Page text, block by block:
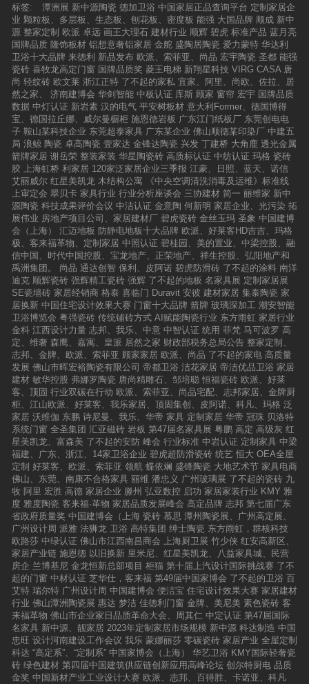
标签:
潭洲展 新中源陶瓷 德加卫浴 中国家居正品查询平台 定制家居企
业 颗粒板、多层板、生态板、刨花板、密度板 能强 大国品牌 顺成 新中
源 整家定制 欧派 卓远 画王大理石 建材行业 顺辉 碧虎 标准产品 蓝月亮
国牌品质 隆饰板材 铝想意奢铝家居 金舵 盛陶居陶瓷 爱力蒙特 华达利
卫浴十大品牌 来德利 新品发布 欧派、索菲亚、尚品 宏宇陶瓷 圣都 能强
瓷砖 喜牧龙高定门窗 国牌品质奖 菱王电梯 新翔星科技 VIRG CASA 唐
尚 轻纹砖 欧文莱 浙江正特 了不起的家私 宜家、阿里、尚欧、佐拉、居
然之家、
济南建博会 华剑智能 中板认证 库斯 顾家 窗帘 宏宇 国牌品质
数据 中灯认证 新岩素 汉的电气 平安树板材 意大利Former、德国博得
宝、德国拉丘娜、威尔曼橱柜 施恩德岩板 广东江门纸板厂 东莞创电电
子 鞍山某科技企业 东莞超泰家具 广东某企业 佛山顺德某印染厂 中建五
局 浪鲸 陶瓷 卓高陶瓷 壹家达 金锋达陶瓷 兴发 丁建桥 大角鹿 透光金属
箭牌家居 谢岳荣 整装家装 华星陶瓷砖 高质标认证 中纺认证 玛格 瓷砖
胶 上海虹桥 利家居 120家泛家居企业三季报 江豪、日照、蓝天、诺信
艾丽威尔 红星美凯龙 木结构公寓
《中央空调清洗消毒及运维》标准线
上审定会 翠贝卡 家具行业 行业分析座谈会 三协建材 简一 丽维家 新中
源陶瓷 科技成果评价会议 中洁认证 金意陶 何新明 家居企业、光污染 拓
展伟业 房地产项目公司、家居建材厂 碧虎瓷砖 金丝玉玛 圣象 中国建博
会（上海）
汇迈地板 防静电地板十大品牌 欧派、好莱客HD吉吉、玛格
极、客来福革物、定制家居 中照认证 碧桂园、美的置业、中梁控股、融
信中国、时代中国控股、宝龙地产、正荣地产、祥生控股、弘阳地产和
禹洲集团。
尚品 通达创智 保利、皮阿诺 碧虎防滑砖 了不起的涂料 南洋
迪克 顺辉瓷砖 强辉精工瓷砖 强辉 了不起的地板 名家具展 定制家居展
SE瓷墙砖 家居经销商 格泰 喜临门 Duravit 安彼 建材家居 集泰陶瓷 家
居换新 中国住宅设计效果大赛 门窗十大品牌 箭牌 玻璃深加工 潮安智能
卫浴博览会 粤强瓷砖 传统铺砖方式 AI赋能陶瓷行业 东方雨虹 家居行业
金科 江西设计力量 志邦、我乐、中意 中智认证 统用 菲梵 马可波罗 高
定、维奢 森鹰、嘉寓、皇派 居然之家 财政部税务总局公告 整家定制、
志邦、金牌、欧派、索菲亚 顾家家居 欧派、尚品 了不起的家电 高质量
发展 佛山市晖宏裕陶瓷有限公司 帝都卫浴 洁花家居 帝洁优品卫浴 家居
建材 敏华控股 弗娜罗陶瓷 唐尚精雕石、邹培聪 恒福瓷砖 欧派、好莱
客、顶固 行业双碳在行动 欧派、索菲亚、尚品宅配、志邦家居、金牌厨
柜、江山欧派、好莱客、我乐家居、顶固集创、皮阿诺、科凡、玛格 泛
家居 沃维伽 东鹏 诗尼曼、我乐、华帝 家具 定制家居 华帝 冠珠 贝洛特
系统门窗 全圣集团 汇亚磁砖 岩板 第47届名家具展 粤鹏 高定 高级灰 红
星美凯龙、富森美 了不起的安防 峰会 行业标准 中岩认证 定制家具 中梁
福建、广东、浙江、14家卫浴企业 碧虎超防滑瓷砖 统艺 恒大 OEA全屋
定制 好莱客、欧派、索菲亚 领航 蝶依斓 盛锋陶瓷 大地艺术节 家具电商
佛山、东莞、南康不合格家具 丽维 潘忠义 广州玻璃展 了不起的瓷砖 九
牧 阿里 宏胜 高德 家居企业 滕州 弘亚数控 启功 家居家装行业 KMY 雅
度 雅度陶瓷 客来福·革物 家居品质发展峰会 高定品牌 志邦 第七届广东
省政府质量奖 中国建博会（上海 瓷砖 慕思 潭州陶瓷展、广州高定展、
广州设计周 派雅 法狮龙 卫浴 高特集团 绅士陶瓷 东方雨虹，群核科技
欧路莎 中绿认证 佛山市江西南昌商会 上海厨卫展 竹少侠 红安高新区、
家居产业链 施恩德 以旧换新 里米尼、红星美凯龙、八益家具城、民营
房企 兰博基尼 金龙恒新总部项目 柜猫 第十届上汽设计国际挑战赛 了不
起的门窗 中材认证 芝华仕，客来福 第49届中国家博会 了不起的卫浴 百
艾特 瑞尔特 广州设计周 中国建博会 便洁宝 住宅设计效果大赛 家居建材
行业 佛山潭洲陶瓷展 惠达 梦洁 佳德利门窗 金牌、美尼美 素色瓷砖 客
来福革物 佛山市企业家日品质革命大会、周其仁 中定认证 第47届国际
名家具 新中源、靓家居 2023年定制家居市场规模 新中源 科达制造 中国
忠旺 设计河南建设工作会议 我乐 蒙娜丽莎 零碳瓷砖 家居产业 全屋定制
科达 “高定系”、“定制系” 中国家博会（上海） 华艺卫浴 KMY国际轻奢瓷
砖 绿色建材 第四届中国建筑供应链创新应用高峰论坛 创尔特厨电 品质
金奖 中国新材产业工业设计大赛 欧派、志邦、百得胜、卡诺亚、科凡